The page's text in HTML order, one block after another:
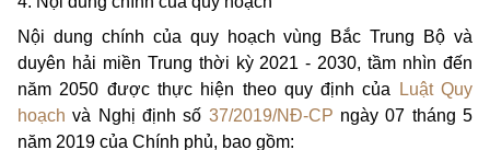
Nội dung chính của quy hoạch vùng Bắc Trung Bộ và
duyên hải miền Trung thời kỳ 2021 - 2030, tầm nhìn đến
năm 2050 được thực hiện theo quy định của
Luật Quy
hoạch và Nghị định số 37/2019/NĐ-CP ngày 07 tháng 5
năm 2019 của Chính phủ, bao gồm: